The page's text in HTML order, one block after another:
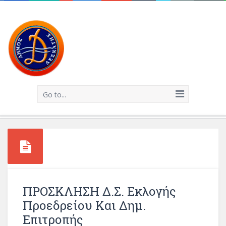
Go to...
ΠΡΟΣΚΛΗΣΗ Δ.Σ. Εκλογής
Προεδρείου Και Δημ.
Επιτροπής